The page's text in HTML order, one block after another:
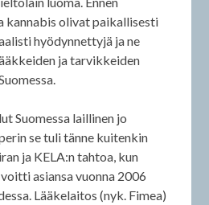
kannabis olivat paikallisesti
hyödynnettyjä ja ne
ja tarvikkeiden
Suomessa laillinen jo
se tuli tänne kuitenkin
ja KELA:n tahtoa, kun
asiansa vuonna 2006
Lääkelaitos (nyk. Fimea)